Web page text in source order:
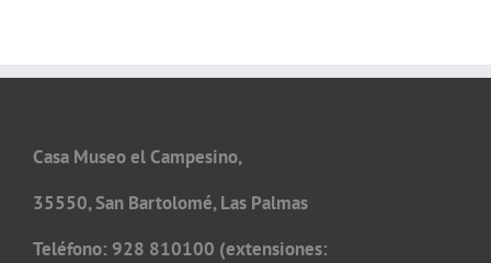
Casa Museo el Campesino,
35550, San Bartolomé, Las Palmas
Teléfono: 928 810100 (extensiones: